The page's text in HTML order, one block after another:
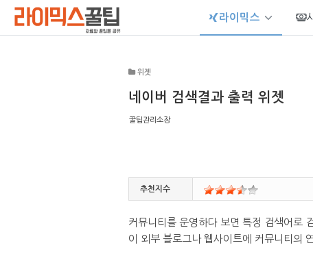
라이믹스
위젯
네이버 검색결과 출력 위젯
꿀팁관리소장
추천지수
커뮤니티를 운영하다 보면 특정 검색어로
이 외부 블로그나 웹사이트에 커뮤니티의
Sketchbook5, 스케치북5